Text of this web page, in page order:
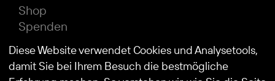
Shop
Spenden
Impressum
Datenschutz
Diese Website verwendet Cookies und Analysetools,
damit Sie bei Ihrem Besuch die bestmögliche